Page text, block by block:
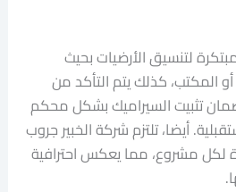
لتنسيق الأرضيات بحيث
المكتب، كذلك يتم التأكد من
تثبيت السيراميك بشكل محكم
أيضا، تلتزم شركة الخبير جروب
لكل مشروع، مما يعكس احترافية